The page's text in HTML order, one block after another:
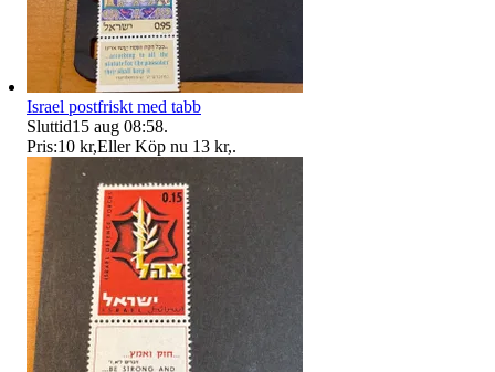
Israel postfriskt med tabb
Sluttid15 aug 08:58.
Pris:10 kr,Eller Köp nu 13 kr,.